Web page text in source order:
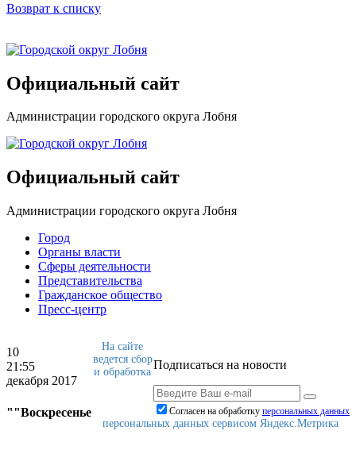
Возврат к списку
Официальный сайт
Администрации городского округа Лобня
Официальный сайт
Администрации городского округа Лобня
Город
Органы власти
Сферы деятельности
Представительства
Гражданское общество
Пресс-центр
10
21:55
декабря 2017
""Воскресенье
Подписаться на новости
Согласен на обработку персональныx данных
На сайте
ведется сбор
и обработка
персональных данных сервисом Яндекс.Метрика